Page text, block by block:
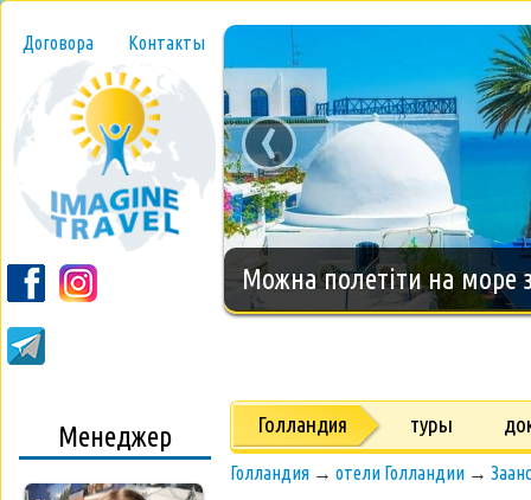
Договора Контакты
Новогодний тур на
‹
Менеджер Голландия туры
Голландия → отели Голландии →